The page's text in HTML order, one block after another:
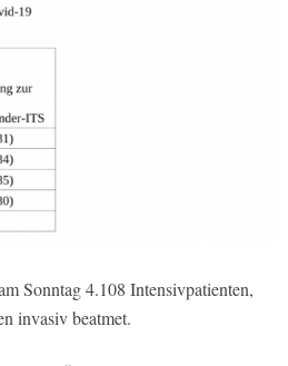
Sonntag 4.108 Intensivpatienten,
invasiv beatmet.